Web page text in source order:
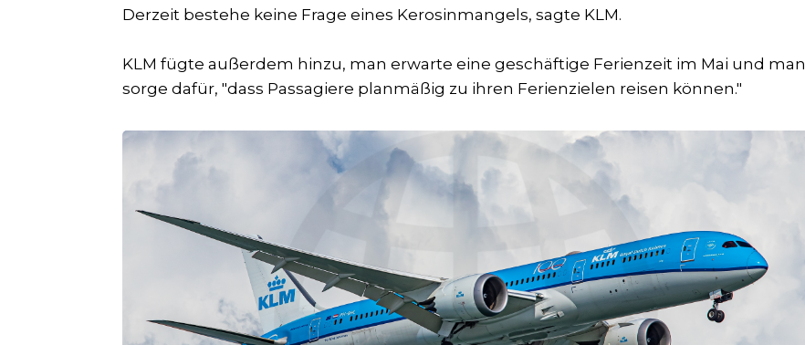
Derzeit bestehe keine Frage eines Kerosinmangels, sagte KLM.
KLM fügte außerdem hinzu, man erwarte eine geschäftige Ferienzeit im Mai und man
sorge dafür, "dass Passagiere planmäßig zu ihren Ferienzielen reisen können."